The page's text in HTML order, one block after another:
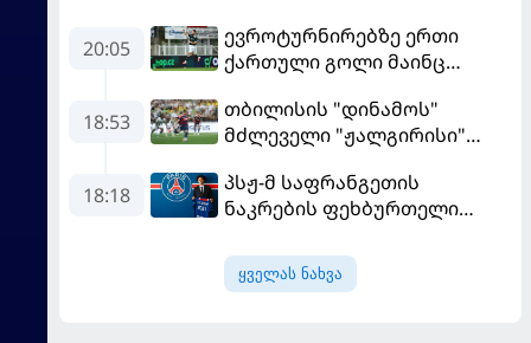
20:05
ევროტურნირებზე ერთი
ქართული გოლი მაინც
18:53
თბილისის "დინამოს"
მძლეველი "ჟალგირისი"
განადგურდა
18:18
პსჟ-მ საფრანგეთის
ნაკრების ფეხბურთელი
ყველას ნახვა